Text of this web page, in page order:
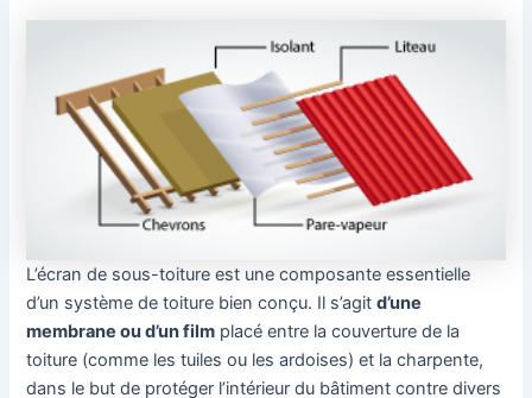
L’écran de sous-toiture est une composante essentielle
d’un système de toiture bien conçu. Il s’agitd’une
membrane ou d’un film placé entre la couverture de la
toiture (comme les tuiles ou les ardoises) et la charpente,
dans le but de protéger l’intérieur du bâtiment contre divers